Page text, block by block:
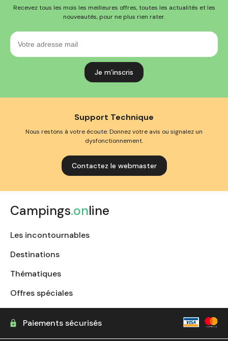
Recevez tous les mois les meilleures offres, toutes les actualités et les
nouveautés, pour ne plus rien rater.
Votre
adresse
mail
Support Technique
Nous restons à votre écoute. Donnez votre avis ou signalez un
dysfonctionnement.
Contactez le webmaster
Campings.online
Les incontournables
Destinations
Thématiques
Offres spéciales
Paiements sécurisés